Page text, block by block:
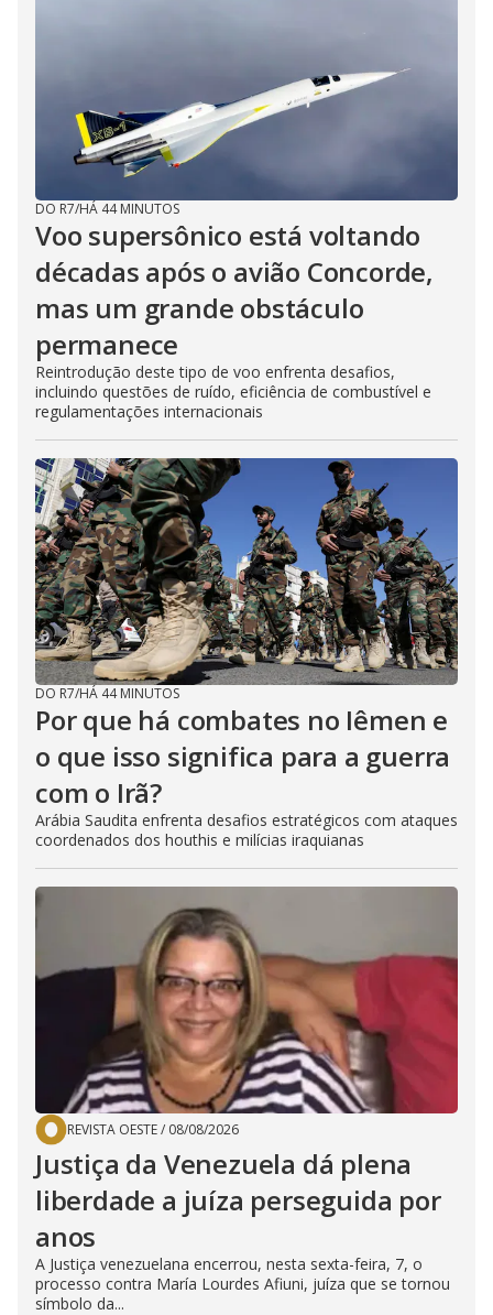
DO R7/HÁ 44 MINUTOS
Voo supersônico está voltando
décadas após o avião Concorde,
mas um grande obstáculo
permanece
Reintrodução deste tipo de voo enfrenta desafios,
incluindo questões de ruído, eficiência de combustível e
regulamentações internacionais
DO R7/HÁ 44 MINUTOS
Por que há combates no Iêmen e
o que isso significa para a guerra
com o Irã?
Arábia Saudita enfrenta desafios estratégicos com ataques
coordenados dos houthis e milícias iraquianas
REVISTA OESTE/ 08/08/2026
Justiça da Venezuela dá plena
liberdade a juíza perseguida por
anos
A Justiça venezuelana encerrou, nesta sexta-feira, 7, o
processo contra María Lourdes Afiuni, juíza que se tornou
símbolo da...